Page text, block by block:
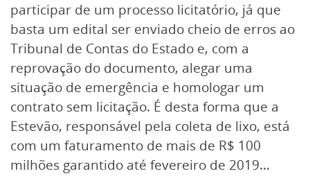
participar de um processo licitatório, já que
basta um edital ser enviado cheio de erros ao
Tribunal de Contas do Estado e, com a
reprovação do documento, alegar uma
situação de emergência e homologar um
contrato sem licitação. É desta forma que a
Estevão, responsável pela coleta de lixo, está
com um faturamento de mais de R$ 100
milhões garantido até fevereiro de 2019…